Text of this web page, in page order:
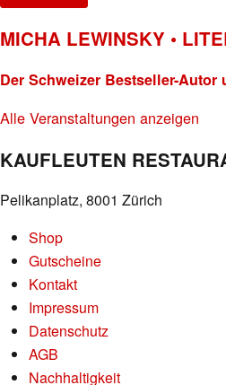
MICHA LEWINSKY •
Der Schweizer Bestseller-Autor
Alle Veranstaltungen anzeigen
KAUFLEUTEN
Pelikanplatz, 8001 Zürich
Shop
Gutscheine
Kontakt
Impressum
Datenschutz
AGB
Nachhaltigkeit